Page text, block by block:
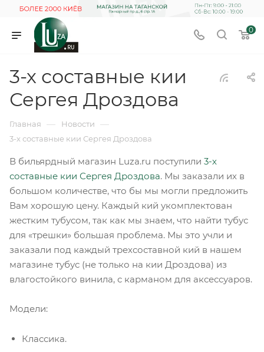
0
3-х составные кии
Сергея Дроздова
Главная — Новости —
3-х составные кии Сергея Дроздова
В бильярдный магазин Luza.ru поступили 3-х
составные кии Сергея Дроздова. Мы заказали их в
большом количестве, что бы мы могли предложить
Вам хорошую цену. Каждый кий укомплектован
жестким тубусом, так как мы знаем, что найти тубус
для «трешки» большая проблема. Мы это учли и
заказали под каждый трехсоставной кий в нашем
магазине тубус (не только на кии Дроздова) из
влагостойкого винила, с карманом для аксессуаров.
Модели:
Классика.